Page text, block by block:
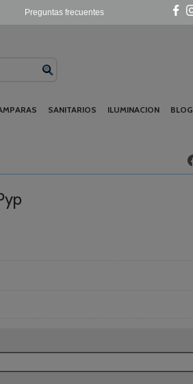
Preguntas frecuentes
SANITARIOS ILUMINACION BLOG